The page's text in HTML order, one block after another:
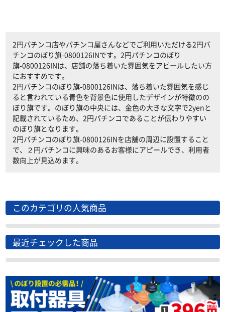
2円パチンコ店やパチンコ屋さんなどでご利用いただける2円パ
チンコのぼり旗-0800126INです。2円パチンコのぼり
旗-0800126INは、店舗の落ち着いた雰囲気をアピールしたい方
におすすめです。
2円パチンコのぼり旗-0800126INは、落ち着いた雰囲気を感じ
ると言われている青色を背景色に使用したデザインが特徴のの
ぼり旗です。のぼり旗の中央には、金色の大きな文字で2yenと
記載されているため、2円パチンコであることが伝わりやすい
のぼり旗となります。
2円パチンコのぼり旗-0800126INを店舗の周辺に設置すること
で、２円パチンコに興味のあるお客様にアピールでき、利用者
数向上が見込めます。
このカテゴリの人気商品
最近チェックした商品